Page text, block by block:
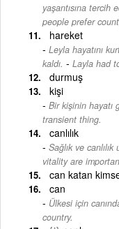
yaşantısına tercih
people prefer
hareket
Leyla hayatını
kaldı. - Layla had
durmuş
kişi
Bir kişinin hayatı
transient thing.
canlılık
Sağlık ve
vitality are
can katan
can
Ülkesi için
country.